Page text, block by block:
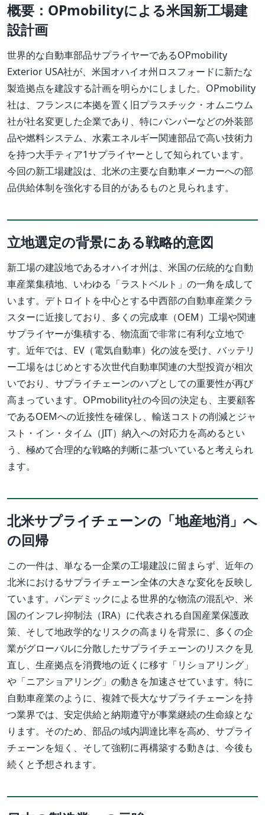
概要：OPmobilityによる米国新工場建
設計画
世界的な自動車部品サプライヤーであるOPmobility
Exterior USA社が、米国オハイオ州ロスフォードに新たな
製造拠点を建設する計画を明らかにしました。OPmobility
社は、フランスに本拠を置く旧プラスチック・オムニウム
社が社名変更した企業であり、特にバンパーなどの外装部
品や燃料システム、水素エネルギー関連部品で高い技術力
を持つ大手ティア1サプライヤーとして知られています。
今回の新工場建設は、北米の主要な自動車メーカーへの部
品供給体制を強化する目的があるものと見られます。
立地選定の背景にある戦略的意図
新工場の建設地であるオハイオ州は、米国の伝統的な自動
車産業集積地、いわゆる「ラストベルト」の一角を成して
います。デトロイトを中心とする中西部の自動車産業クラ
スターに近接しており、多くの完成車（OEM）工場や関連
サプライヤーが集積する、物流面で非常に有利な立地で
す。近年では、EV（電気自動車）化の波を受け、バッテリ
ー工場をはじめとする次世代自動車関連の大型投資が相次
いでおり、サプライチェーンのハブとしての重要性が再び
高まっています。OPmobility社の今回の決定も、主要顧客
であるOEMへの近接性を確保し、輸送コストの削減とジャ
スト・イン・タイム（JIT）納入への対応力を高めるとい
う、極めて合理的な戦略的判断に基づいていると考えられ
ます。
北米サプライチェーンの「地産地消」へ
の回帰
この一件は、単なる一企業の工場建設に留まらず、近年の
北米におけるサプライチェーン全体の大きな変化を反映し
ています。パンデミックによる世界的な物流の混乱や、米
国のインフレ抑制法（IRA）に代表される自国産業保護政
策、そして地政学的なリスクの高まりを背景に、多くの企
業がグローバルに分散したサプライチェーンのリスクを見
直し、生産拠点を消費地の近くに移す「リショアリング」
や「ニアショアリング」の動きを加速させています。特に
自動車産業のように、複雑で長大なサプライチェーンを持
つ業界では、安定供給と納期遵守が事業継続の生命線とな
ります。そのため、部品の域内調達比率を高め、サプライ
チェーンを短く、そして強靭に再構築する動きは、今後も
続くと予想されます。